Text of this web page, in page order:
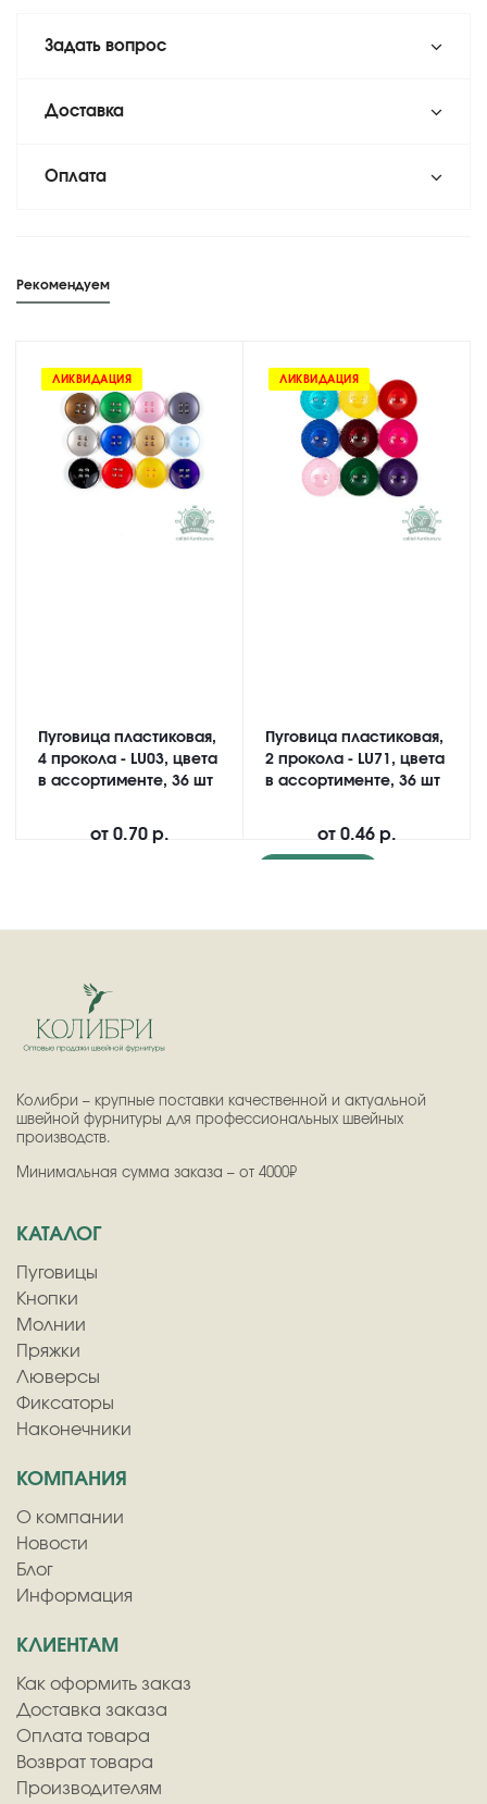
Задать вопрос
Доставка
Оплата
Рекомендуем
ЛИКВИДАЦИЯ
Пуговица пластиковая,
4 прокола - LU03, цвета
в ассортименте, 36 шт
от 0.70 р.
ЛИКВИДАЦИЯ
Пуговица пластиковая,
2 прокола - LU71, цвета
в ассортименте, 36 шт
от 0.46 р.
Колибри – крупные поставки качественной и актуальной
швейной фурнитуры для профессиональных швейных
производств.
Минимальная сумма заказа – от 4000₽
КАТАЛОГ
Пуговицы
Кнопки
Молнии
Пряжки
Люверсы
Фиксаторы
Наконечники
КОМПАНИЯ
О компании
Новости
Блог
Информация
КЛИЕНТАМ
Как оформить заказ
Доставка заказа
Оплата товара
Возврат товара
Производителям